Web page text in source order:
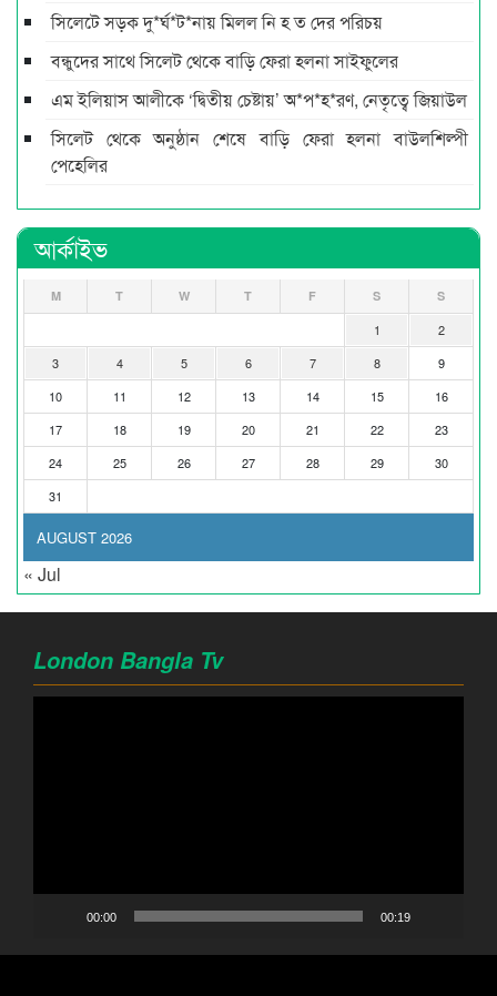
সিলেটে সড়ক দু*র্ঘ*ট*নায় মিলল নি হ ত দের পরিচয়
বন্ধুদের সাথে সিলেট থেকে বাড়ি ফেরা হলনা সাইফুলের
এম ইলিয়াস আলীকে ‘দ্বিতীয় চেষ্টায়’ অ*প*হ*রণ, নেতৃত্বে জিয়াউল
সিলেট থেকে অনুষ্ঠান শেষে বাড়ি ফেরা হলনা বাউলশিল্পী
পেহেলির
আর্কাইভ
AUGUST 2026
M T W T F S S
1
2
3
4 5 6 7 8
9
10
11 12 13 14 15
16
17
18 19 20 21 22
23
24
25 26 27 28 29
30
31
« Jul
London Bangla Tv
00:00 00:19